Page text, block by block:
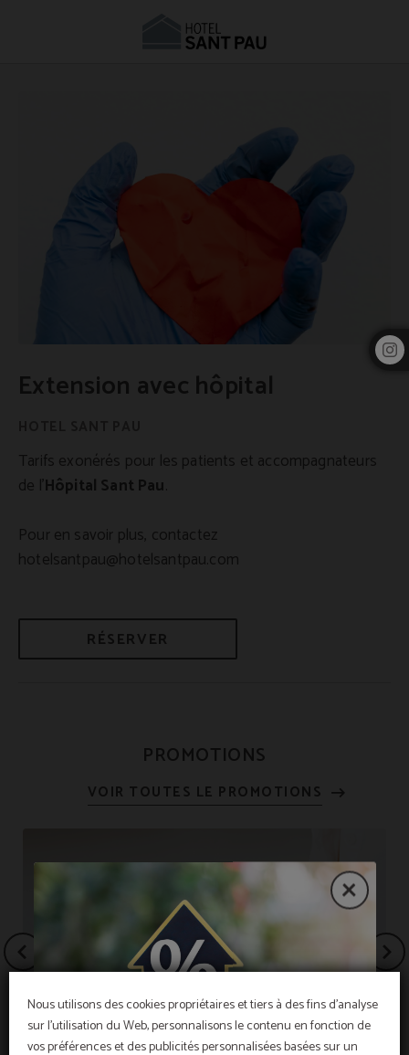
Nous utilisons des cookies propriétaires et tiers à des fins d'analyse
sur l'utilisation du Web, personnalisons le contenu en fonction de
vos préférences et des publicités personnalisées basées sur un
Extension avec hôpital
Tarifs exonérés pour les patients et accompagnateurs
de l’Hôpital Sant Pau
Pour en savoir plus, contactez
hotelsantpau@hotelsantpau.com
RÉSERVER
PROMOTIONS